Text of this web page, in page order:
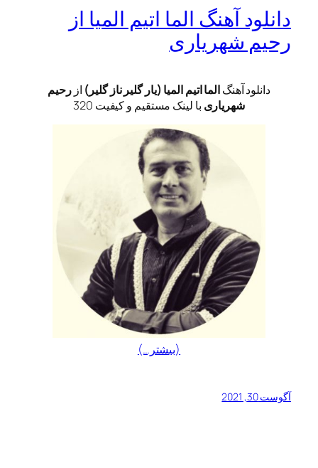
دانلود آهنگ الما اتیم المیا از
رحیم شهریاری
دانلود آهنگالما اتیم المیا (یار گلیر ناز گلیر) ازرحیم
شهریاری با لینک مستقیم و کیفیت 320
(بیشتر…)
آگوست 30, 2021